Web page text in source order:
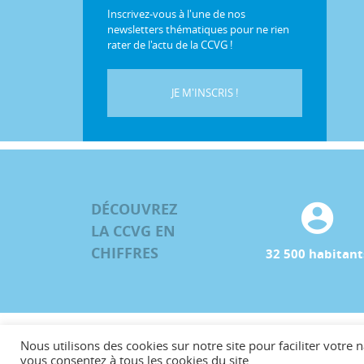
Inscrivez-vous à l'une de nos
newsletters thématiques pour ne rien
rater de l'actu de la CCVG !
JE M'INSCRIS !
DÉCOUVREZ
LA CCVG EN
CHIFFRES
32 500
©CCVG
Nous utilisons des cookies sur notre site pour faciliter votre
vous consentez à tous les cookies du site.